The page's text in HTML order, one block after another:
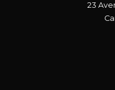
23